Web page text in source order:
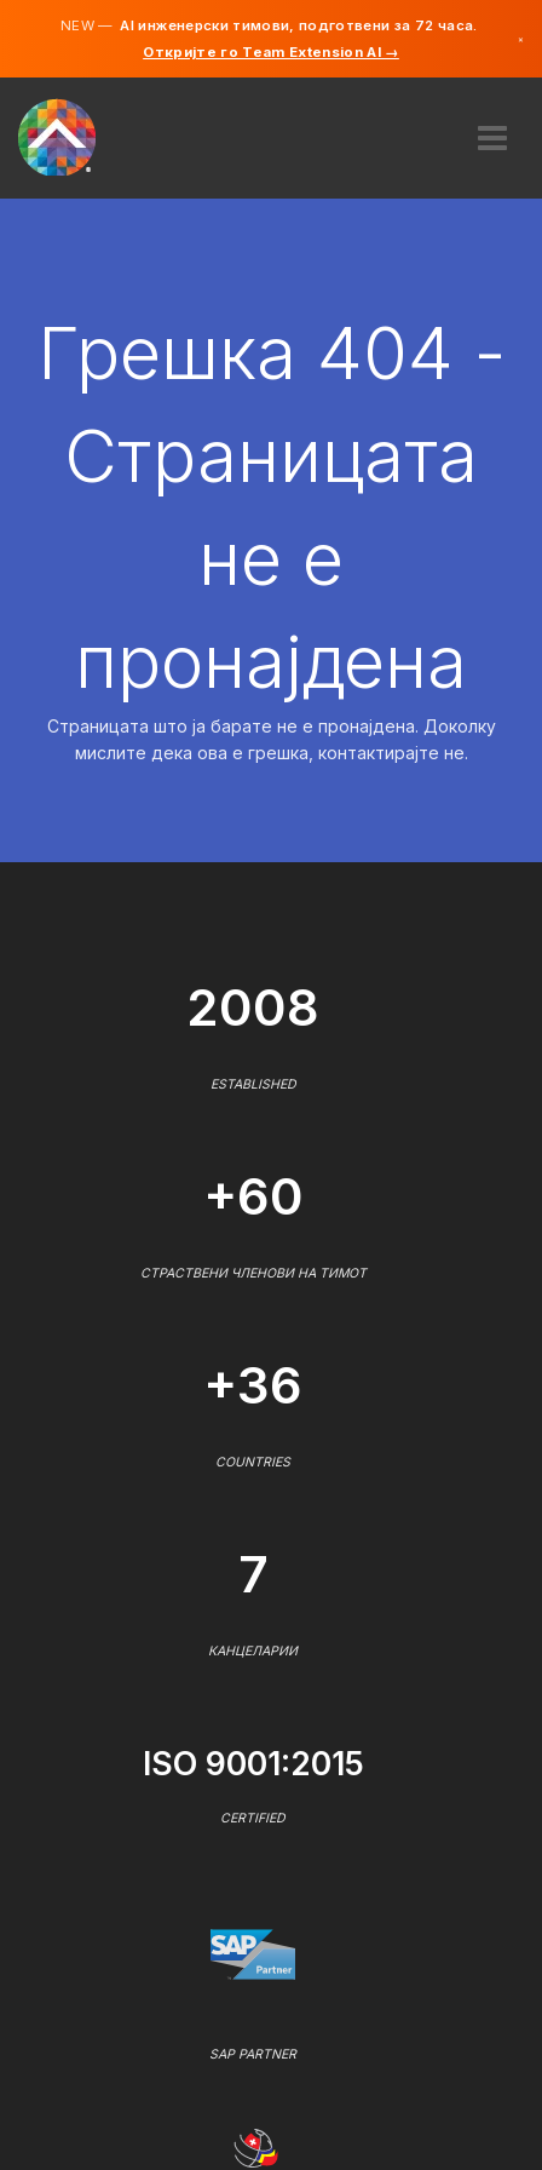
NEW —AI инженерски тимови, подготвени за 72 часа.
Откријте го Team Extension AI →
×
АНГАЖИРАЈ
Грешка 404 -
Страницата
не е
пронајдена
Страницата што ја барате не е пронајдена. Доколку
мислите дека ова е грешка, контактирајте не.
2008
ESTABLISHED
+60
СТРАСТВЕНИ ЧЛЕНОВИ НА ТИМОТ
+36
COUNTRIES
7
КАНЦЕЛАРИИ
ISO 9001:2015
CERTIFIED
SAP PARTNER